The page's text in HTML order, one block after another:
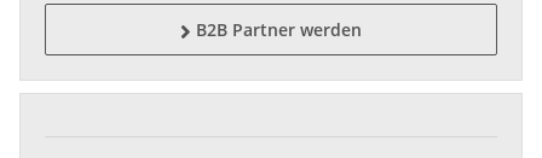
 B2B Partner werden